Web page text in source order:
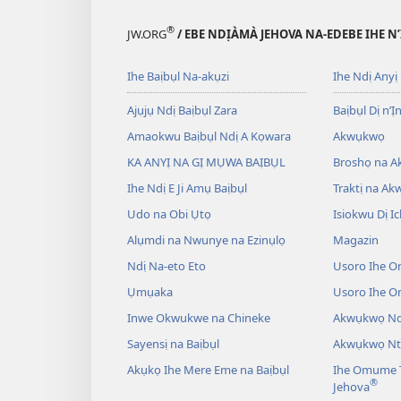
JW.ORG® / EBE NDỊÀMÀ JEHOVA NA-EDEBE IHE
Ihe Baịbụl Na-akụzi
Ajụjụ Ndị Baịbụl Zara
Amaokwu Baịbụl Ndị A Kọwara
KA ANYỊ NA GỊ MỤWA BAỊBỤL
Ihe Ndị E Ji Amụ Baịbụl
Udo na Obi Ụtọ
Alụmdi na Nwunye na Ezinụlọ
Ndị Na-eto Eto
Ụmụaka
Inwe Okwukwe na Chineke
Sayensị na Baịbụl
Akụkọ Ihe Mere Eme na Baịbụl
Ihe Ndị Anyị
Baịbụl Dị
Akwụkwọ
Broshọ na
Traktị na
Isiokwu Dị
Magazin
Usoro Ihe
Usoro Ihe
Akwụkwọ
Akwụkwọ
Ihe Omume
Jehova®